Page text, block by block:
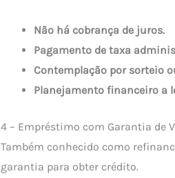
Não há cobrança de juros.
Pagamento de taxa
Contemplação por sorteio
Planejamento financeiro a
4 – Empréstimo com Garantia de
Também conhecido como
garantia para obter crédito.